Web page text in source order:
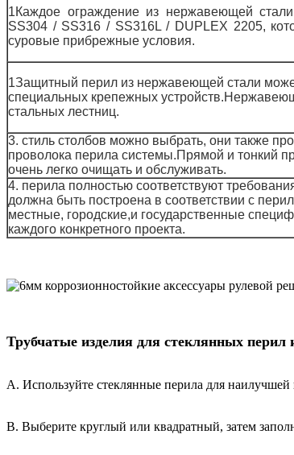
1Каждое ограждение из нержавеющей
SS304 / SS316 / SS316L / DUPLEX 2205,
суровые прибрежные условия.
1Защитный перил из нержавеющей стали
специальных крепежных
стальных лестниц.
3. стиль столбов можно выбрать, они также
проволока перила системы.Прямой и тонкий
очень легко очищать и обслуживать.
4. перила полностью соответствуют
должна быть построена в соответствии с
местные, городские,и государственные
каждого конкретного проекта.
Трубчатые изделия для стеклянных
А. Используйте стеклянные перила для наилучшей
В. Выберите круглый или квадратный, затем